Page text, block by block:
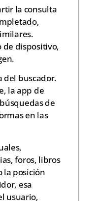
la consulta
de dispositivo,
del buscador.
la app de
de
en las
foros, libros
la posición
esa
usuario,